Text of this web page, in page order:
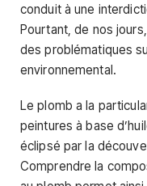
conduit à une
Pourtant, de nos
des problématiques
environnemental.
Le plomb a la
peintures à base
éclipsé par la
Comprendre la